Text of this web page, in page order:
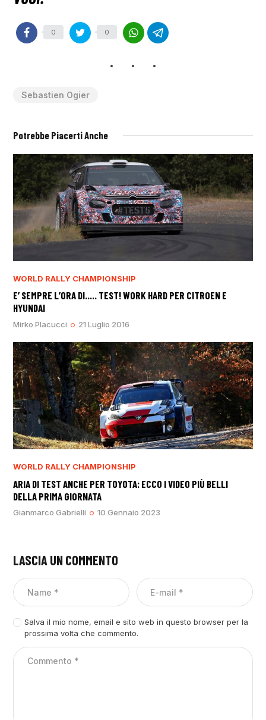
0 0
Sebastien Ogier
Potrebbe Piacerti Anche
WORLD RALLY CHAMPIONSHIP
E’ SEMPRE L’ORA DI….. TEST! WORK HARD PER CITROEN E
HYUNDAI
Mirko Placucci 21 Luglio 2016
WORLD RALLY CHAMPIONSHIP
ARIA DI TEST ANCHE PER TOYOTA: ECCO I VIDEO PIÙ BELLI
DELLA PRIMA GIORNATA
Gianmarco Gabrielli 10 Gennaio 2023
LASCIA UN COMMENTO
Salva il mio nome, email e sito web in questo browser per la
prossima volta che commento.